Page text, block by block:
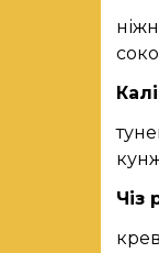
Чіз